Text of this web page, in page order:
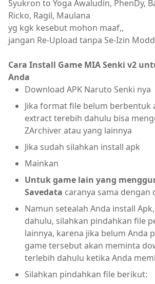
Syukron to Yoga Awaludin, PhenDy,
Ricko, Ragil, Maulana
yg kgk kesebut mohon maaf,,
jangan Re-Upload tanpa Se-Izin
Cara Install Game MIA Senki v2
Anda
Download APK Naruto Senki nya
Jika format file belum berbentuk
extract terebih dahulu bisa
ZArchiver atau yang lainnya
Jika sudah silahkan install apk
Mainkan
Untuk game lain yang
Savedata caranya sama dengan
Namun setealah Anda install
dahulu, silahkan pindahkan file
lainnya, karena jika belum Anda
game tersebut akan meminta
terlebih dahulu ketika Anda
Silahkan pindahkan file berikut: